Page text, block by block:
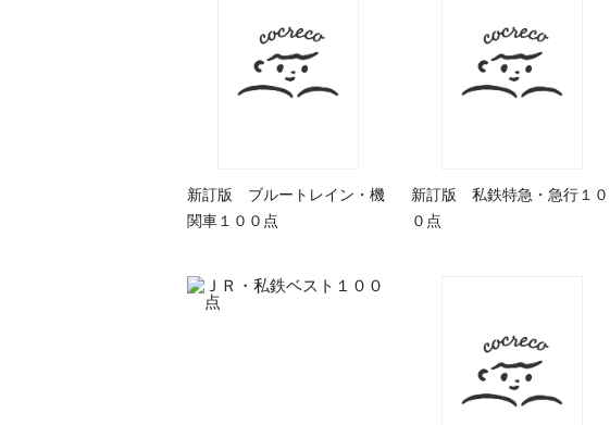
新訂版 ブルートレイン・機
関車１００点
新訂版 私鉄特急・急行１０
０点